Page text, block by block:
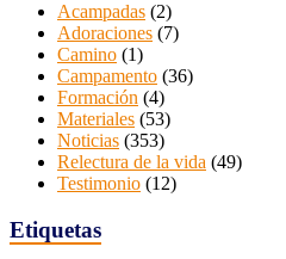
Acampadas (2)
Adoraciones (7)
Camino (1)
Campamento (36)
Formación (4)
Materiales (53)
Noticias (353)
Relectura de la vida (49)
Testimonio (12)
Etiquetas